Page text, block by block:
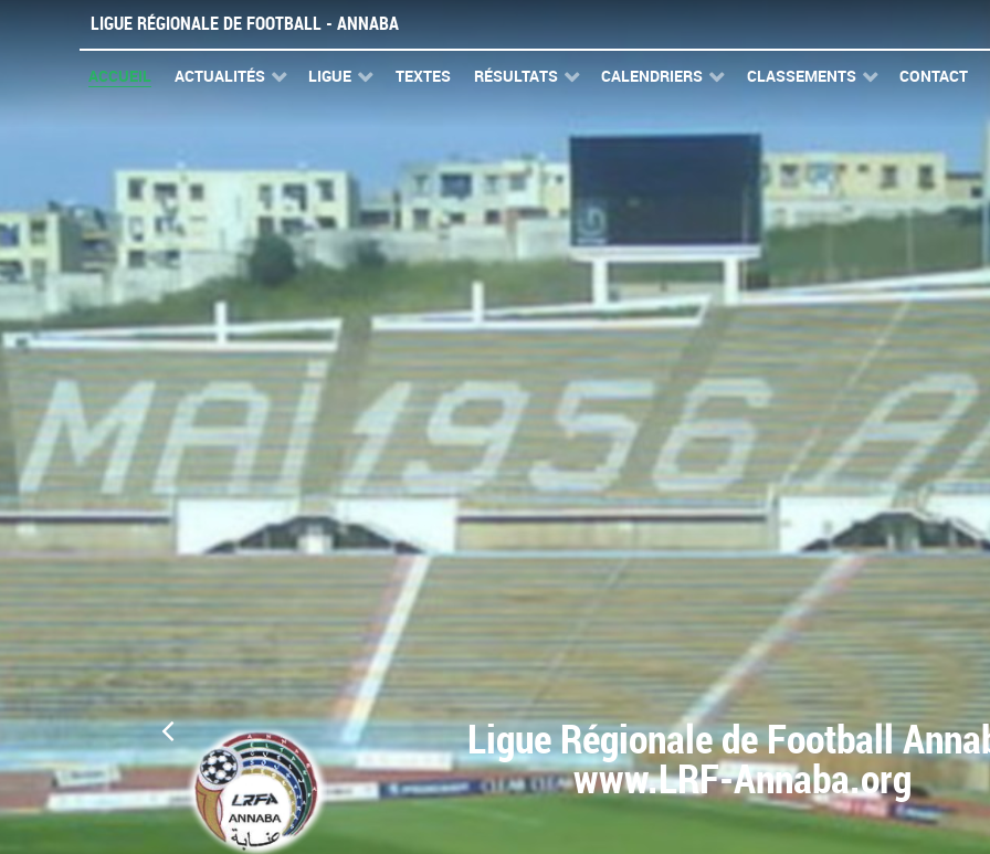
LIGUE RÉGIONALE DE FOOTBALL - ANNABA
ACCUEIL ACTUALITÉS LIGUE TEXTES RÉSULTATS CALENDRIERS CLASSEMENTS CONTACT
Ligue Régionale de Football
www.LRF-Annaba.org